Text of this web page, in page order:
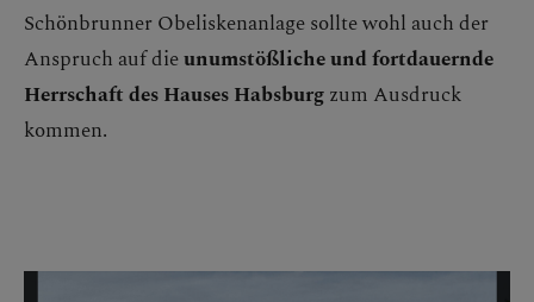
Schönbrunner Obeliskenanlage sollte wohl auch der
Anspruch auf dieunumstößliche und fortdauernde
Herrschaft des Hauses Habsburg zum Ausdruck
kommen.